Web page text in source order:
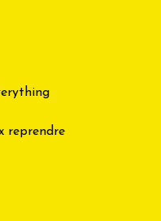
reprendre